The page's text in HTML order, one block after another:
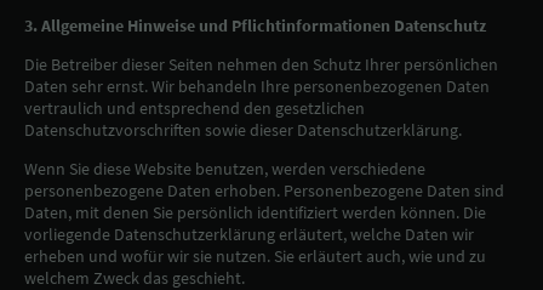
3. Allgemeine Hinweise und Pflichtinformationen Datenschutz
Die Betreiber dieser Seiten nehmen den Schutz Ihrer persönlichen
Daten sehr ernst. Wir behandeln Ihre personenbezogenen Daten
vertraulich und entsprechend den gesetzlichen
Datenschutzvorschriften sowie dieser Datenschutzerklärung.
Wenn Sie diese Website benutzen, werden verschiedene
personenbezogene Daten erhoben. Personenbezogene Daten sind
Daten, mit denen Sie persönlich identifiziert werden können. Die
vorliegende Datenschutzerklärung erläutert, welche Daten wir
erheben und wofür wir sie nutzen. Sie erläutert auch, wie und zu
welchem Zweck das geschieht.